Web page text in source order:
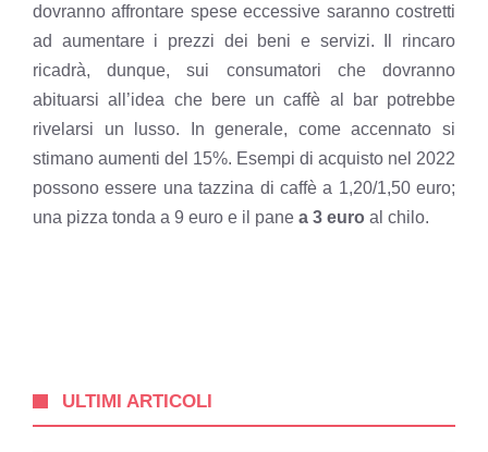
dovranno affrontare spese eccessive saranno costretti
ad aumentare i prezzi dei beni e servizi. Il rincaro
ricadrà, dunque, sui consumatori che dovranno
abituarsi all’idea che bere un caffè al bar potrebbe
rivelarsi un lusso. In generale, come accennato si
stimano aumenti del 15%. Esempi di acquisto nel 2022
possono essere una tazzina di caffè a 1,20/1,50 euro;
una pizza tonda a 9 euro e il pane a 3 euro al chilo.
ULTIMI ARTICOLI